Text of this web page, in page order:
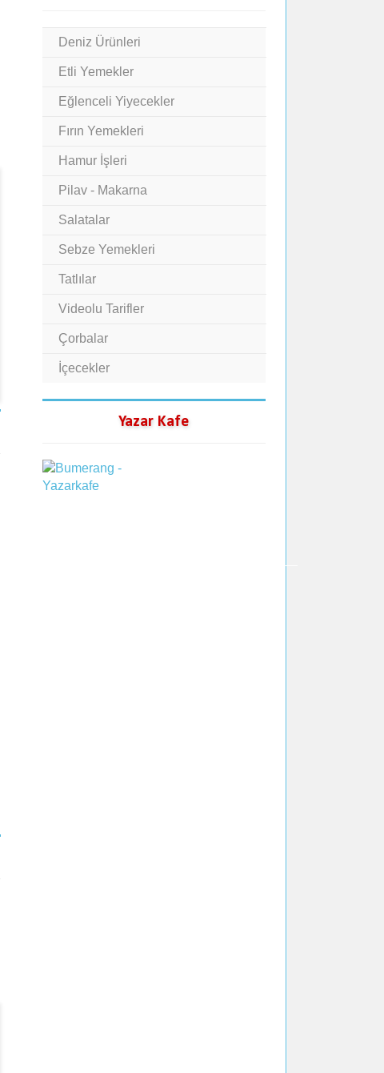
Deniz Ürünleri
Etli Yemekler
Eğlenceli Yiyecekler
Fırın Yemekleri
Hamur İşleri
Pilav - Makarna
Salatalar
Sebze Yemekleri
Tatlılar
Videolu Tarifler
Çorbalar
İçecekler
Yazar Kafe